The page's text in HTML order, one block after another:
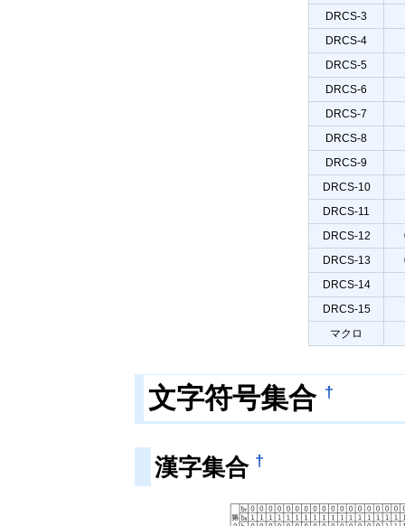
DRCS-3
DRCS-4
DRCS-5
DRCS-6
DRCS-7
DRCS-8
DRCS-9
DRCS-10
DRCS-11
DRCS-12
DRCS-13
DRCS-14
DRCS-15
マクロ
文字符号集合 †
漢字集合 †